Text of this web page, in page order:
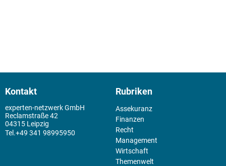
Kontakt
experten-netzwerk GmbH
Reclamstraße 42
04315 Leipzig
+49 341 98995950
Rubriken
Assekuranz
Finanzen
Recht
Management
Wirtschaft
Themenwelt